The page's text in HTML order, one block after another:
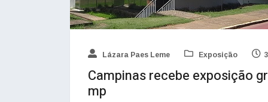
Lázara Paes Leme Exposição
Campinas recebe exposição
mp